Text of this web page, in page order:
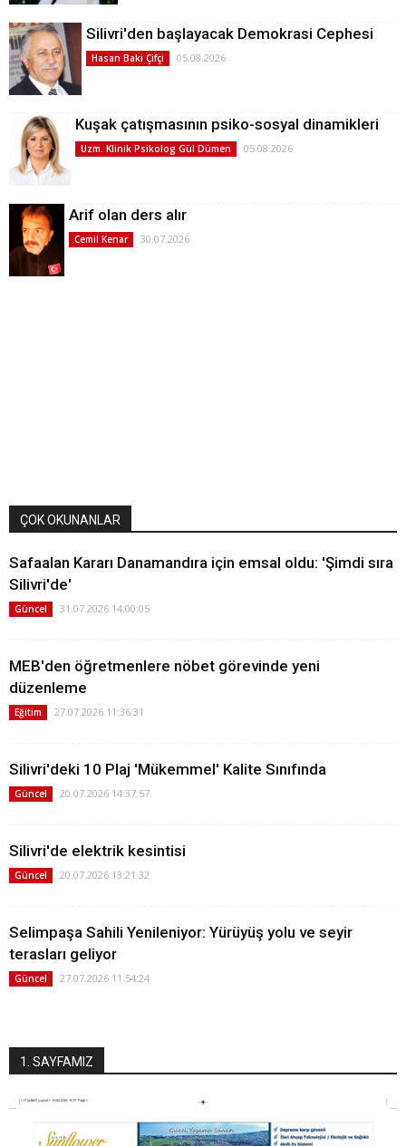
Silivri'den başlayacak Demokrasi Cephesi
Hasan Baki Çifçi 05.08.2026
Kuşak çatışmasının psiko-sosyal dinamikleri
Uzm. Klinik Psikolog Gül Dümen 05.08.2026
Arif olan ders alır
Cemil Kenar 30.07.2026
ÇOK OKUNANLAR
Safaalan Kararı Danamandıra için emsal oldu: 'Şimdi sıra
Silivri'de'
Güncel 31.07.2026 14:00:05
MEB'den öğretmenlere nöbet görevinde yeni
düzenleme
Eğitim 27.07.2026 11:36:31
Silivri'deki 10 Plaj 'Mükemmel' Kalite Sınıfında
Güncel 20.07.2026 14:37:57
Silivri'de elektrik kesintisi
Güncel 20.07.2026 13:21:32
Selimpaşa Sahili Yenileniyor: Yürüyüş yolu ve seyir
terasları geliyor
Güncel 27.07.2026 11:54:24
1. SAYFAMIZ